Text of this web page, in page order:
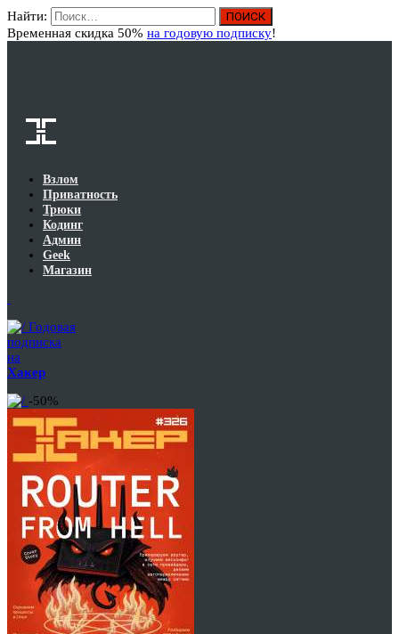
Найти:
Временная скидка 50% на годовую подписку!
Взлом
Приватность
Трюки
Кодинг
Админ
Geek
Магазин
Годовая
подписка
на
Хакер
-50%